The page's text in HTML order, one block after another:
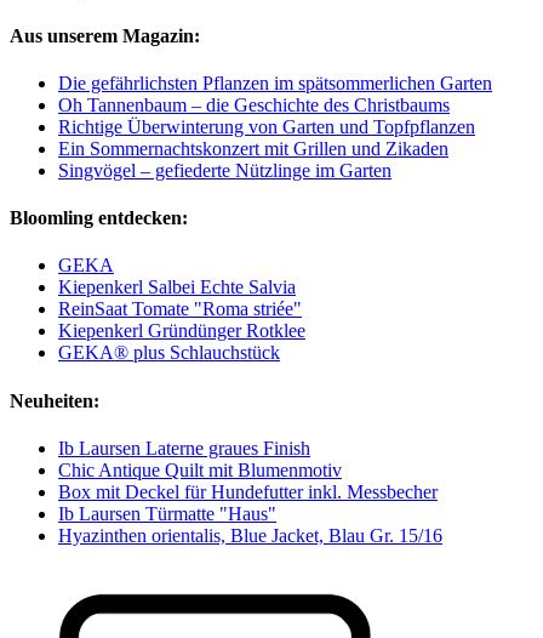
Aus unserem Magazin:
Die gefährlichsten Pflanzen im spätsommerlichen Garten
Oh Tannenbaum – die Geschichte des Christbaums
Richtige Überwinterung von Garten und Topfpflanzen
Ein Sommernachtskonzert mit Grillen und Zikaden
Singvögel – gefiederte Nützlinge im Garten
Bloomling entdecken:
GEKA
Kiepenkerl Salbei Echte Salvia
ReinSaat Tomate "Roma striée"
Kiepenkerl Gründünger Rotklee
GEKA® plus Schlauchstück
Neuheiten:
Ib Laursen Laterne graues Finish
Chic Antique Quilt mit Blumenmotiv
Box mit Deckel für Hundefutter inkl. Messbecher
Ib Laursen Türmatte "Haus"
Hyazinthen orientalis, Blue Jacket, Blau Gr. 15/16